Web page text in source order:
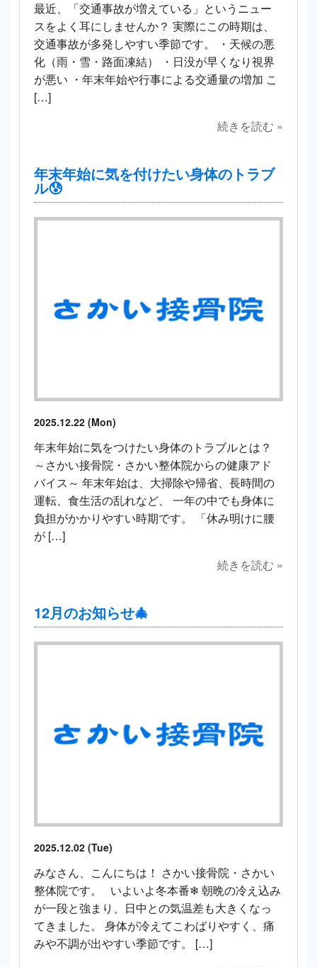
最近、「交通事故が増えている」というニュー
スをよく耳にしませんか？ 実際にこの時期は、
交通事故が多発しやすい季節です。 ・天候の悪
化（雨・雪・路面凍結） ・日没が早くなり視界
が悪い ・年末年始や行事による交通量の増加 こ
[…]
続きを読む »
年末年始に気を付けたい身体のトラブ
ル😰
2025.12.22 (Mon)
年末年始に気をつけたい身体のトラブルとは？
～さかい接骨院・さかい整体院からの健康アド
バイス～ 年末年始は、大掃除や帰省、長時間の
運転、食生活の乱れなど、 一年の中でも身体に
負担がかかりやすい時期です。 「休み明けに腰
が […]
続きを読む »
12月のお知らせ🎄
2025.12.02 (Tue)
みなさん、こんにちは！ さかい接骨院・さかい
整体院です。 いよいよ冬本番❄ 朝晩の冷え込み
が一段と強まり、日中との気温差も大きくなっ
てきました。 身体が冷えてこわばりやすく、痛
みや不調が出やすい季節です。 […]